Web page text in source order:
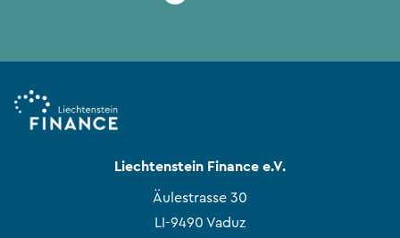
Liechtenstein Finance e.V.
Äulestrasse 30
LI-9490 Vaduz